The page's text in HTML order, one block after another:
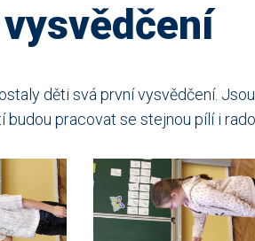
děti svá první vysvědčení.
budou pracovat se stejnou pílí i